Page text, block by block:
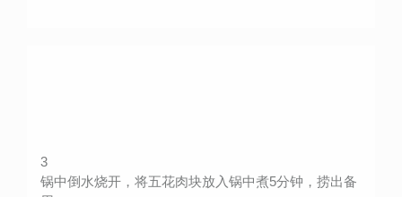
3
锅中倒水烧开，将五花肉块放入锅中煮5分钟，捞出备